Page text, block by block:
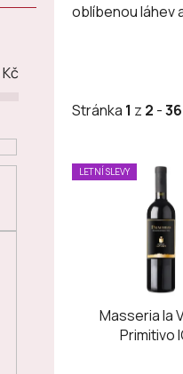
Kč
oblíbenou láhev
Stránka 1 z 2 -36
V
ý
LETNÍ SLEVY
Masseria la
Primitivo